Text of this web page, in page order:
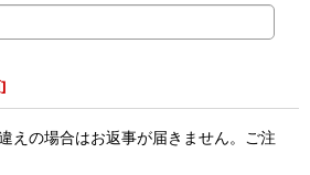
]
えの場合はお返事が届きません。ご注